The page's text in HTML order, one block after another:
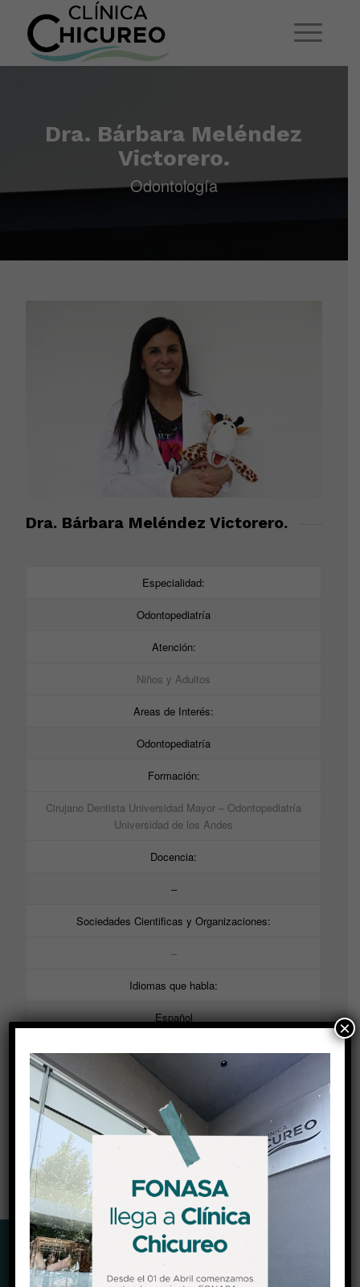
Dra. Bárbara Meléndez
Victorero.
Odontología
Dra. Bárbara Meléndez Victorero.
Especialidad:
Odontopediatría
Atención:
Niños y Adultos
Areas de Interés:
Odontopediatría
Formación:
Cirujano Dentista Universidad Mayor – Odontopediatría
Universidad de los Andes
Docencia:
–
Sociedades Cientificas y Organizaciones:
–
Idiomas que habla:
Español
Registro superintendencia de salud
309356
Convenio Fonasa
No
DIRECCIÓN
×